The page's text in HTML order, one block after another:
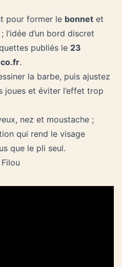
pour former le bonnet et
d’un bord discret
publiés le 23
.
la barbe, puis ajustez
joues et éviter l’effet trop
nez et moustache ;
qui rend le visage
que le pli seul.